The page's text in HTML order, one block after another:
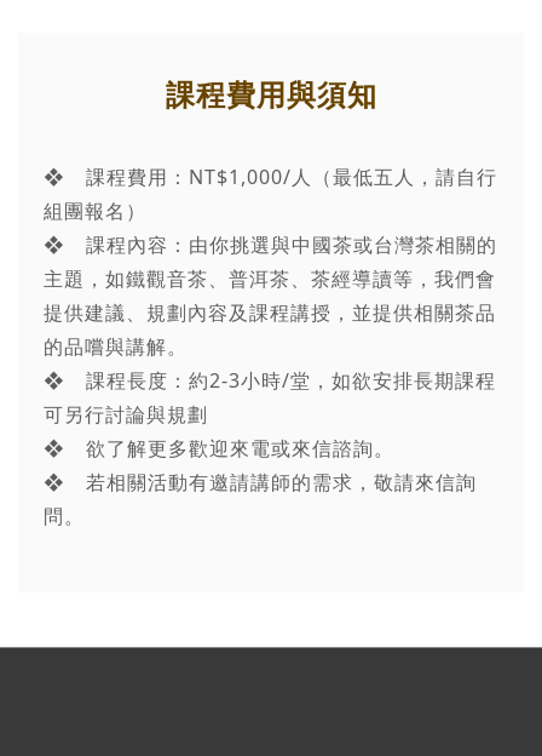
課程費用與須知
❖ 課程費用：NT$1,000/人（最低五人，請自行
組團報名）
❖ 課程內容：由你挑選與中國茶或台灣茶相關的
主題，如鐵觀音茶、普洱茶、茶經導讀等，我們會
提供建議、規劃內容及課程講授，並提供相關茶品
的品嚐與講解。
❖ 課程長度：約2-3小時/堂，如欲安排長期課程
可另行討論與規劃
❖ 欲了解更多歡迎來電或來信諮詢。
❖ 若相關活動有邀請講師的需求，敬請來信詢
問。